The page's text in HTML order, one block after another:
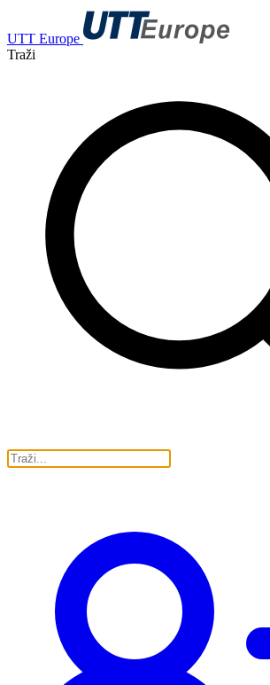
UTT Europe
Traži